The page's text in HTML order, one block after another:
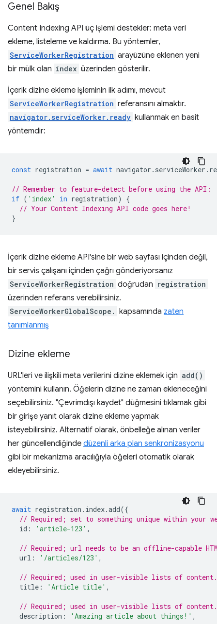
Genel Bakış
Content Indexing API üç işlemi destekler: meta veri
ekleme, listeleme ve kaldırma. Bu yöntemler,
ServiceWorkerRegistration arayüzüne eklenen yeni
bir mülk olan index üzerinden gösterilir.
İçerik dizine ekleme işleminin ilk adımı, mevcut
ServiceWorkerRegistration referansını almaktır.
navigator.serviceWorker.ready kullanmak en basit
yöntemdir:
const registration = await navigator . serviceWorker .
// Remember to feature-detect before using the API:
if ( 'index' in registration)
{
// Your Content Indexing API code goes here!
}
İçerik dizine ekleme API'sine bir web sayfası içinden değil,
bir servis çalışanı içinden çağrı gönderiyorsanız
ServiceWorkerRegistration doğrudan registration
üzerinden referans verebilirsiniz.
ServiceWorkerGlobalScope. kapsamında zaten
tanımlanmış
Dizine ekleme
URL'leri ve ilişkili meta verilerini dizine eklemek için add()
yöntemini kullanın. Öğelerin dizine ne zaman ekleneceğini
seçebilirsiniz. "Çevrimdışı kaydet" düğmesini tıklamak gibi
bir girişe yanıt olarak dizine ekleme yapmak
isteyebilirsiniz. Alternatif olarak, önbelleğe alınan veriler
her güncellendiğinde düzenli arka plan senkronizasyonu
gibi bir mekanizma aracılığıyla öğeleri otomatik olarak
ekleyebilirsiniz.
await registration . index.add({
// Required; set to something unique within your
id : 'article-123' ,
// Required; url needs to be an offline-capable
url : '/articles/123' ,
// Required; used in user-visible lists of content.
title : 'Article title' ,
// Required; used in user-visible lists of content.
description : 'Amazing article about things!' ,